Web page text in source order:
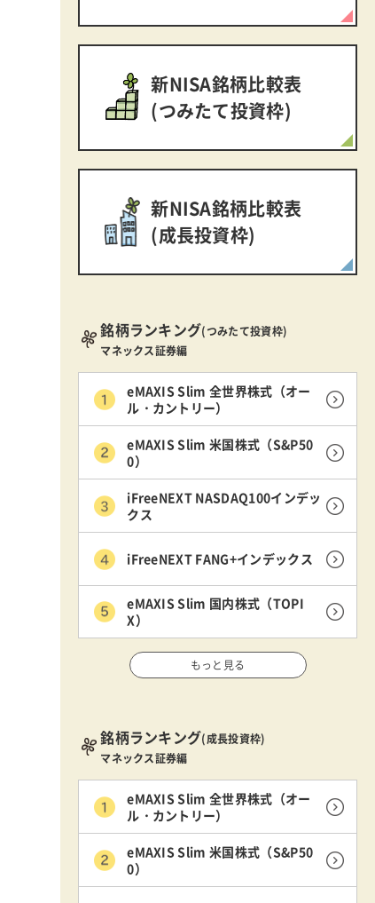
新NISA銘柄比較表
(つみたて投資枠)
新NISA銘柄比較表
(成長投資枠)
銘柄ランキング(つみたて投資枠)
マネックス証券編
eMAXIS Slim 全世界株式（オー
ル・カントリー）
eMAXIS Slim 米国株式（S&P50
0）
iFreeNEXT NASDAQ100インデッ
クス
iFreeNEXT FANG+インデックス
eMAXIS Slim 国内株式（TOPI
X）
もっと見る
銘柄ランキング(成長投資枠)
マネックス証券編
eMAXIS Slim 全世界株式（オー
ル・カントリー）
eMAXIS Slim 米国株式（S&P50
0）